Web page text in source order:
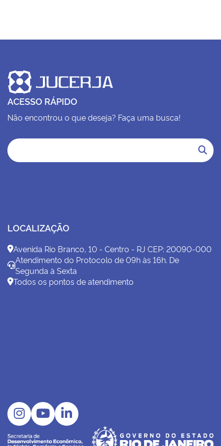
ACESSO RÁPIDO
Não encontrou o que deseja? Faça uma busca!
LOCALIZAÇÃO
Avenida Rio Branco, 10 - Centro - RJ CEP: 20090-000
Atendimento do Protocolo de 09h às 16h. De
Segunda à Sexta
Todos os pontos de atendimento